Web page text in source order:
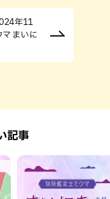
年11
マ まいに
記事